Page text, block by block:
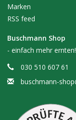
Marken
RSS feed
Buschmann Shop
- einfach mehr
030 510 607 61
buschmann-